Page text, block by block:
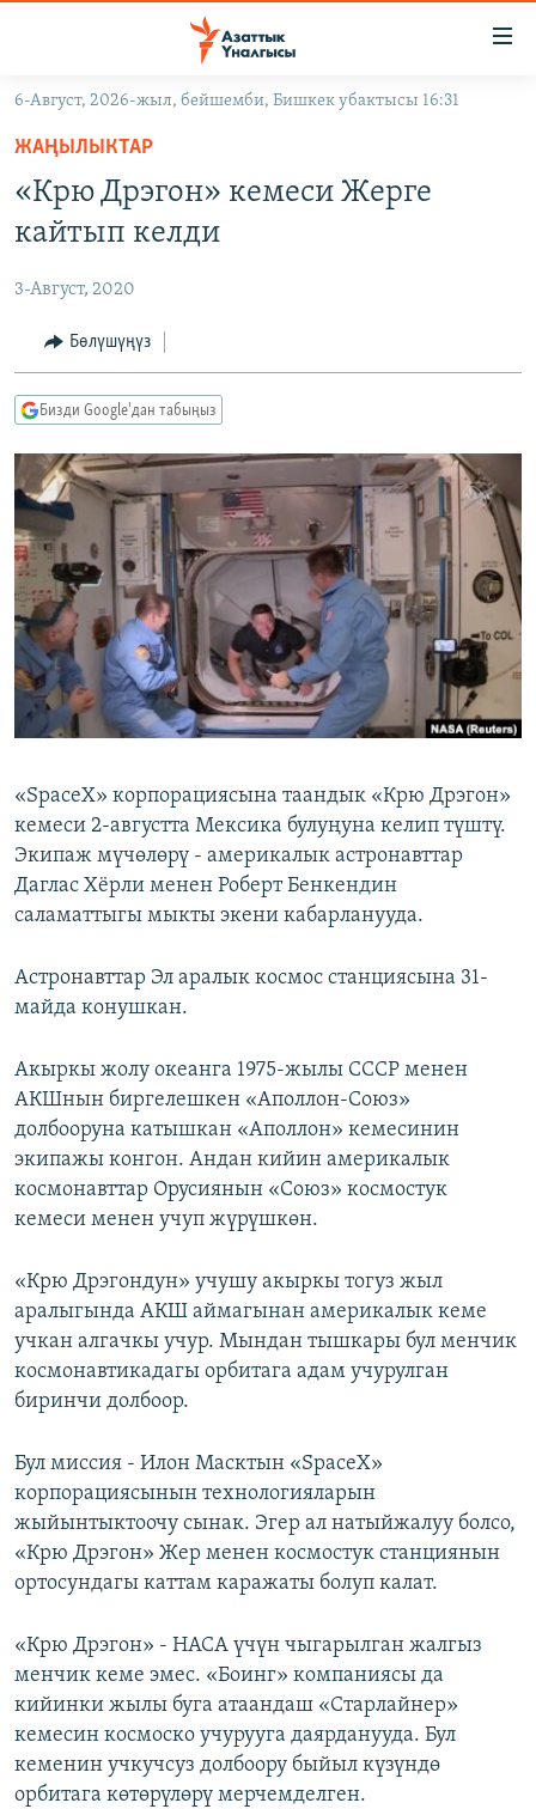
Навигацияга
өтүңүз
Издөөгө
салыңызКЫРГЫЗСТАН
ЭКОНОМИКА
МАДАНИЯТ
ДҮЙНӨ
БОРБОР АЗИЯ
АТАЙЫН ИЛИКТӨӨ
ТВ ПРОГРАММАЛАР
ЭКСПЕРТТЕР ТАЛДАЙТ
БИЗ ЖАНА ДҮЙНӨ
ДАНИСТЕ
ЭЖЕ-СИҢДИЛЕР
АЗАТТЫК+
ЫҢГАЙСЫЗ СУРООЛОР
ӨЗГӨЧӨ ПИКИР
Русский
ОНЛАЙН ШЕРИНЕ
ЭЕ/АРнун бардык сайттары
6-Август, 2026-жыл, бейшемби, Бишкек убактысы 16:31
ЖАҢЫЛЫКТАР
«Крю Дрэгон» кемеси Жерге
кайтып келди
3-Август, 2020
Бөлүшүңүз
Бизди Google'дан табыңыз
«SpaceX» корпорациясына таандык «Крю Дрэгон»
кемеси 2-августта Мексика булуңуна келип түштү.
Экипаж мүчөлөрү - америкалык астронавттар
Даглас Хёрли менен Роберт Бенкендин
саламаттыгы мыкты экени кабарланууда.
Астронавттар Эл аралык космос станциясына 31-
майда конушкан.
Акыркы жолу океанга 1975-жылы СССР менен
АКШнын биргелешкен «Аполлон-Союз»
долбооруна катышкан «Аполлон» кемесинин
экипажы конгон. Андан кийин америкалык
космонавттар Орусиянын «Союз» космостук
кемеси менен учуп жүрүшкөн.
«Крю Дрэгондун» учушу акыркы тогуз жыл
аралыгында АКШ аймагынан америкалык кеме
учкан алгачкы учур. Мындан тышкары бул менчик
космонавтикадагы орбитага адам учурулган
биринчи долбоор.
Бул миссия - Илон Масктын «SpaceX»
корпорациясынын технологияларын
жыйынтыктоочу сынак. Эгер ал натыйжалуу болсо,
«Крю Дрэгон» Жер менен космостук станциянын
ортосундагы каттам каражаты болуп калат.
«Крю Дрэгон» - НАСА үчүн чыгарылган жалгыз
менчик кеме эмес. «Боинг» компаниясы да
кийинки жылы буга атаандаш «Старлайнер»
кемесин космоско учурууга даярданууда. Бул
кеменин учкучсуз долбоору быйыл күзүндө
орбитага көтөрүлөрү мерчемделген.